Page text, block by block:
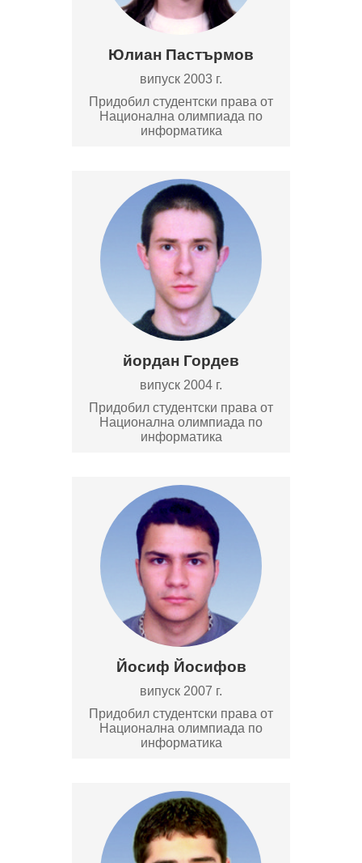
Юлиан Пастърмов
випуск 2003 г.
Придобил студентски права от
Национална олимпиада по
информатика
йордан Гордев
випуск 2004 г.
Придобил студентски права от
Национална олимпиада по
информатика
Йосиф Йосифов
випуск 2007 г.
Придобил студентски права от
Национална олимпиада по
информатика